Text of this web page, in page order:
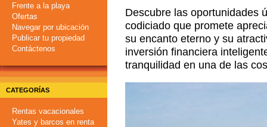
Frente a la playa
Ofertas
Navegar por ubicación
Publicar tu propiedad
Contáctenos
CATEGORÍAS
Rentas vacacionales
Yates y barcos en renta
Descubre las oportunidades
codiciado que promete
su encanto eterno y su
inversión financiera
tranquilidad en una de las